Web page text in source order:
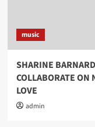
music
SHARINE
COLLABORATE ON
LOVE
admin